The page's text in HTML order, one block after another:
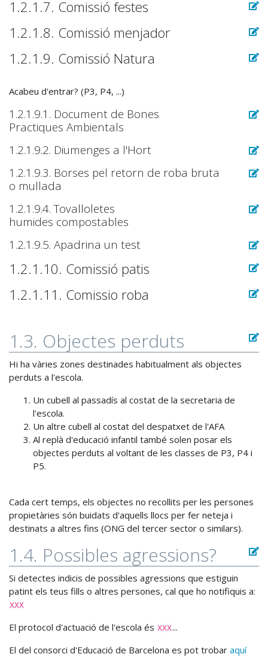
1.2.1.7. Comissió festes
1.2.1.8. Comissió menjador
1.2.1.9. Comissió Natura
Acabeu d'entrar? (P3, P4, ...)
1.2.1.9.1. Document de Bones
Practiques Ambientals
1.2.1.9.2. Diumenges a l'Hort
1.2.1.9.3. Borses pel retorn de roba bruta
o mullada
1.2.1.9.4. Tovalloletes
humides compostables
1.2.1.9.5. Apadrina un test
1.2.1.10. Comissió patis
1.2.1.11. Comissio roba
1.3. Objectes perduts
Hi ha vàries zones destinades habitualment als objectes
perduts a l'escola.
Un cubell al passadís al costat de la secretaria de
l'escola.
Un altre cubell al costat del despatxet de l'AFA
Al replà d'educació infantil també solen posar els
objectes perduts al voltant de les classes de P3, P4 i
P5.
Cada cert temps, els objectes no recollits per les persones
propietàries són buidats d'aquells llocs per fer neteja i
destinats a altres fins (ONG del tercer sector o similars).
1.4. Possibles agressions?
Si detectes indicis de possibles agressions que estiguin
patint els teus fills o altres persones, cal que ho notifiquis a:
XXX
El protocol d'actuació de l'escola és XXX...
El del consorci d'Educació de Barcelona es pot trobar aquí